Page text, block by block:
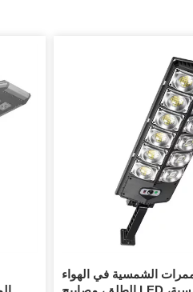
الشمسية في الهواء